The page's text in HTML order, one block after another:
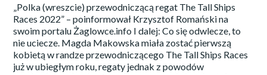
„Polka (wreszcie) przewodniczącą regat The Tall Ships
Races 2022” – poinformował Krzysztof Romański na
swoim portalu Żaglowce.info I dalej: Co się odwlecze, to
nie uciecze. Magda Makowska miała zostać pierwszą
kobietą w randze przewodniczącego The Tall Ships Races
już w ubiegłym roku, regaty jednak z powodów